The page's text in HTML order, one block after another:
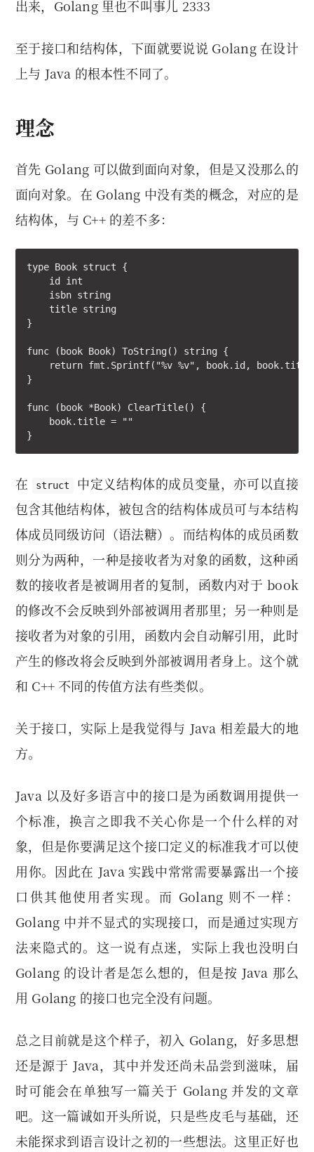
出来，Golang 里也不叫事儿 2333
至于接口和结构体，下面就要说说 Golang 在设计
上与 Java 的根本性不同了。
理念
首先 Golang 可以做到面向对象，但是又没那么的
面向对象。在 Golang 中没有类的概念，对应的是
结构体，与 C++ 的差不多：
type Book struct {
    id int
    isbn string
    title string
}
func (book Book) ToString() string {
return fmt.Sprintf("%v %v", book.id,
}
func (book *Book) ClearTitle() {
    book.title = ""
}
在 struct
中定义结构体的成员变量，亦可以直接
包含其他结构体，被包含的结构体成员可与本结构
体成员同级访问（语法糖）。而结构体的成员函数
则分为两种，一种是接收者为对象的函数，这种函
数的接收者是被调用者的复制，函数内对于 book
的修改不会反映到外部被调用者那里；另一种则是
接收者为对象的引用，函数内会自动解引用，此时
产生的修改将会反映到外部被调用者身上。这个就
和 C++ 不同的传值方法有些类似。
关于接口，实际上是我觉得与 Java 相差最大的地
方。
Java 以及好多语言中的接口是为函数调用提供一
个标准，换言之即我不关心你是一个什么样的对
象，但是你要满足这个接口定义的标准我才可以使
用你。因此在 Java 实践中常常需要暴露出一个接
口供其他使用者实现。而 Golang 则不一样：
Golang 中并不显式的实现接口，而是通过实现方
法来隐式的。这一说有点迷，实际上我也没明白
Golang 的设计者是怎么想的，但是按 Java 那么
用 Golang 的接口也完全没有问题。
总之目前就是这个样子，初入 Golang，好多思想
还是源于 Java，其中并发还尚未品尝到滋味，届
时可能会在单独写一篇关于 Golang 并发的文章
吧。这一篇诚如开头所说，只是些皮毛与基础，还
未能探求到语言设计之初的一些想法。这里正好也